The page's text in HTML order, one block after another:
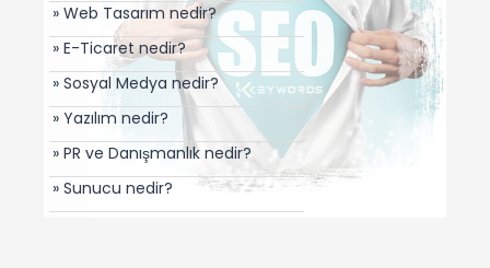
» Web Tasarım nedir?
» E-Ticaret nedir?
» Sosyal Medya nedir?
» Yazılım nedir?
» PR ve Danışmanlık nedir?
» Sunucu nedir?